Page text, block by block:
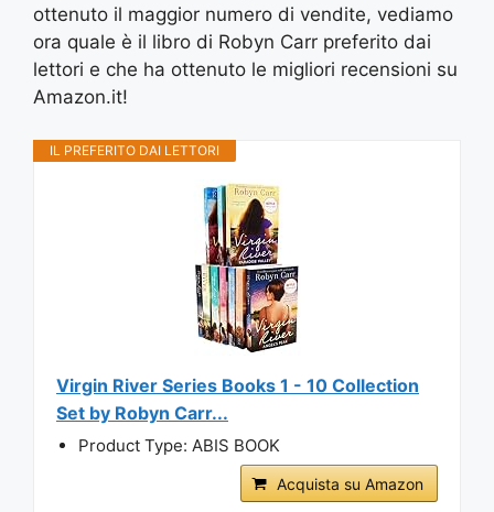
ottenuto il maggior numero di vendite, vediamo
ora quale è il libro di Robyn Carr preferito dai
lettori e che ha ottenuto le migliori recensioni su
Amazon.it!
IL PREFERITO DAI LETTORI
Virgin River Series Books 1 - 10 Collection
Set by Robyn Carr...
Product Type: ABIS BOOK
Acquista su Amazon